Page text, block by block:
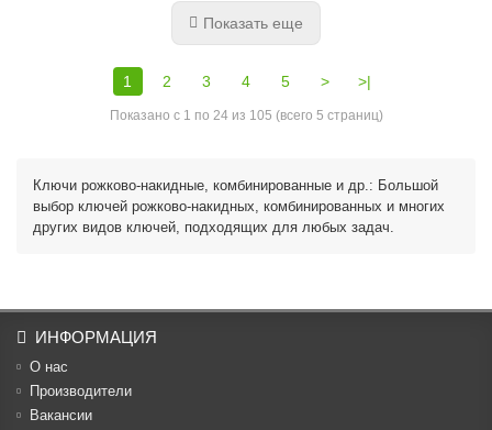
Показать еще
1 2 3 4 5 > >|
Показано с 1 по 24 из 105 (всего 5 страниц)
Ключи рожково-накидные, комбинированные и др.: Большой
выбор ключей рожково-накидных, комбинированных и многих
других видов ключей, подходящих для любых задач.
ИНФОРМАЦИЯ
О нас
Производители
Вакансии